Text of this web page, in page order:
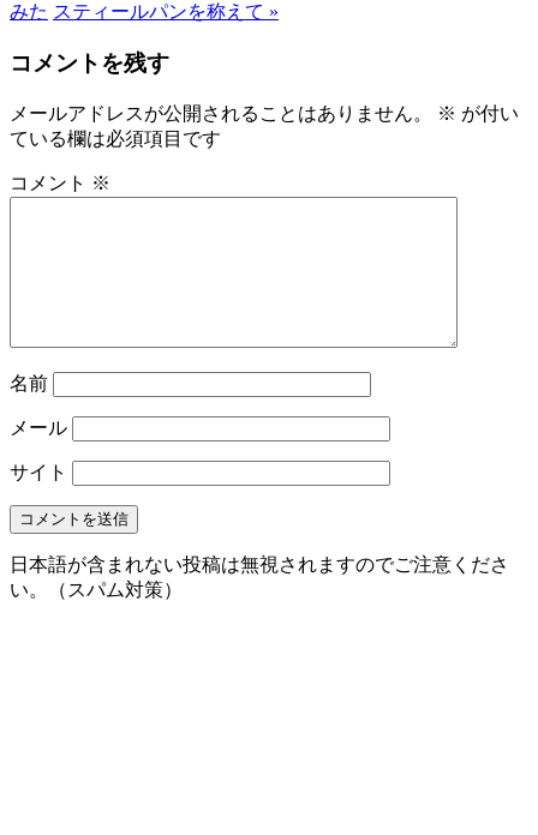
みた スティールパンを称えて »
コメントを残す
メールアドレスが公開されることはありません。 ※ が付い
ている欄は必須項目です
コメント ※
名前
メール
サイト
日本語が含まれない投稿は無視されますのでご注意くださ
い。（スパム対策）